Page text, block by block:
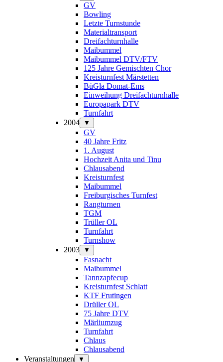
GV
Bowling
Letzte Turnstunde
Materialtransport
Dreifachturnhalle
Maibummel
Maibummel DTV/FTV
125 Jahre Gemischten Chor
Kreisturnfest Märstetten
BüGla Domat-Ems
Einweihung Dreifachturnhalle
Europapark DTV
Turnfahrt
2004
▼
GV
40 Jahre Fritz
1. August
Hochzeit Anita und Tinu
Chlausabend
Kreisturnfest
Maibummel
Freiburgisches Turnfest
Rangturnen
TGM
Trüller OL
Turnfahrt
Turnshow
2003
▼
Fasnacht
Maibummel
Tannzapfecup
Kreisturnfest Schlatt
KTF Frutingen
Drüller OL
75 Jahre DTV
Märliumzug
Turnfahrt
Chlaus
Chlausabend
Veranstaltungen
▼